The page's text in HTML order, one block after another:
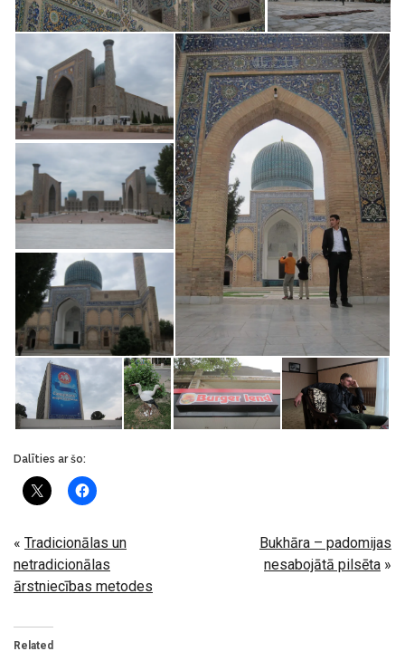
Dalīties ar šo:
« Tradicionālas un
netradicionālas
ārstniecības metodes
Bukhāra – padomijas
nesabojātā pilsēta »
Related